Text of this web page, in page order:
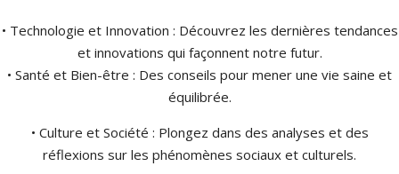
• Technologie et Innovation : Découvrez les dernières tendances
et innovations qui façonnent notre futur.
• Santé et Bien-être : Des conseils pour mener une vie saine et
équilibrée.
• Culture et Société : Plongez dans des analyses et des
réflexions sur les phénomènes sociaux et culturels.